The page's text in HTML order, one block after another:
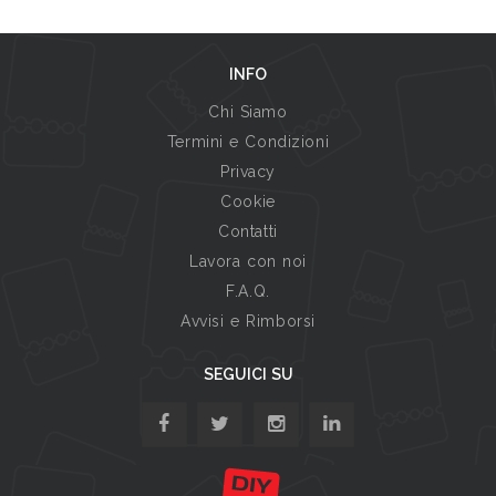
INFO
Chi Siamo
Termini e Condizioni
Privacy
Cookie
Contatti
Lavora con noi
F.A.Q.
Avvisi e Rimborsi
SEGUICI SU